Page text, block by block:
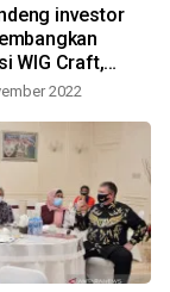
investor
WIG Craft,
investasi
2022